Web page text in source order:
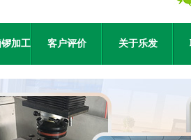
加工 客户评价 关于乐发